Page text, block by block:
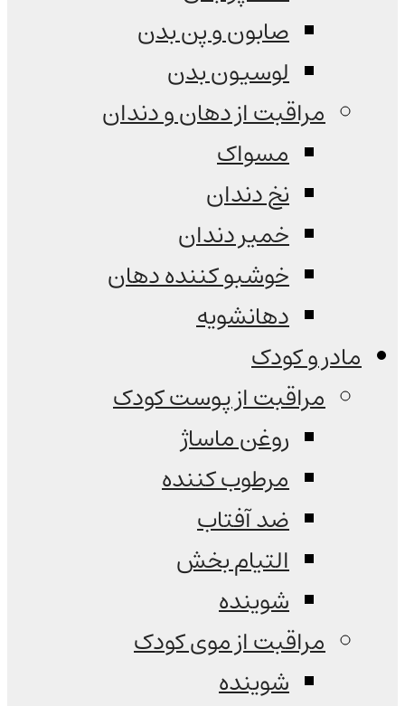
صابون و پن بدن
لوسیون بدن
مراقبت از دهان و دندان
مسواک
نخ دندان
خمیر دندان
خوشبو کننده دهان
دهانشویه
مادر و کودک
مراقبت از پوست کودک
روغن ماساژ
مرطوب کننده
ضد آفتاب
التیام بخش
شوینده
مراقبت از موی کودک
شوینده